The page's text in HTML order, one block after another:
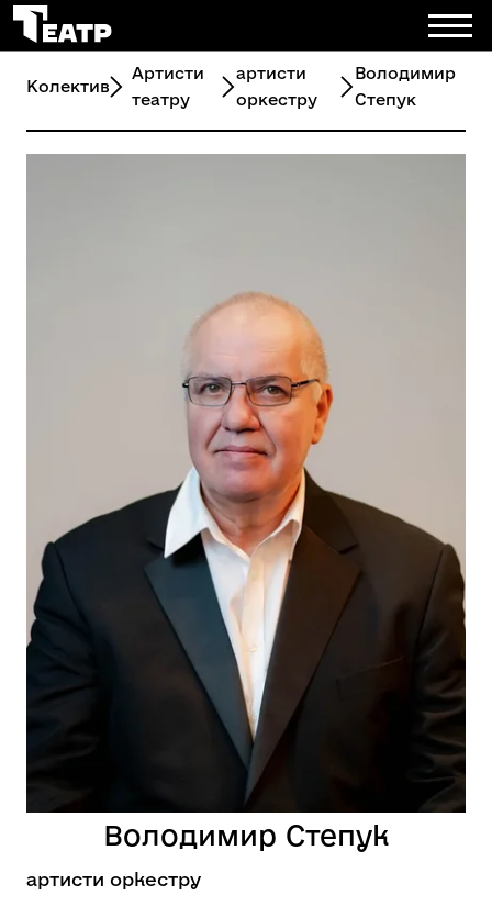
Колектив
Артисти
театру
артисти
оркестру
Володимир
Степук
Володимир Степук
артисти оркестру